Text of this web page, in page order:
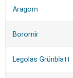
Aragorn
Boromir
Legolas Grünblatt